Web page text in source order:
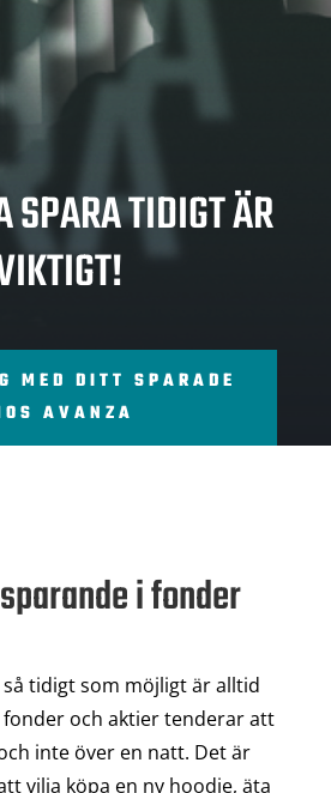
SPARA TIDIGT ÄR
MED DITT SPARADE
AVANZA
i fonder
tidigt som möjligt är alltid
och aktier tenderar att
inte över en natt. Det är
vilja köpa en ny hoodie, äta